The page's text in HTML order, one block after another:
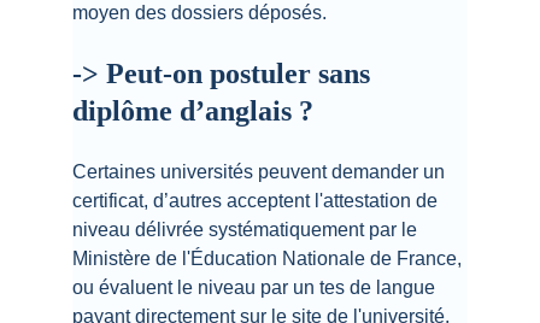
moyen des dossiers déposés.
-> Peut-on postuler sans
diplôme d’anglais ?
Certaines universités peuvent demander un
certificat, d’autres acceptent l'attestation de
niveau délivrée systématiquement par le
Ministère de l'Éducation Nationale de France,
ou évaluent le niveau par un tes de langue
payant directement sur le site de l'université.